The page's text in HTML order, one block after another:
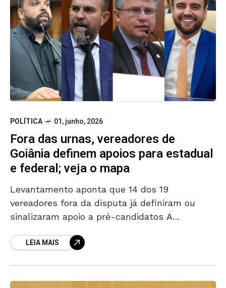
POLÍTICA 01, junho, 2026
Fora das urnas, vereadores de
Goiânia definem apoios para estadual
e federal; veja o mapa
Levantamento aponta que 14 dos 19
vereadores fora da disputa já definiram ou
sinalizaram apoio a pré-candidatos A
Goiânia já antecipa os arranjos para
LEIA MAIS